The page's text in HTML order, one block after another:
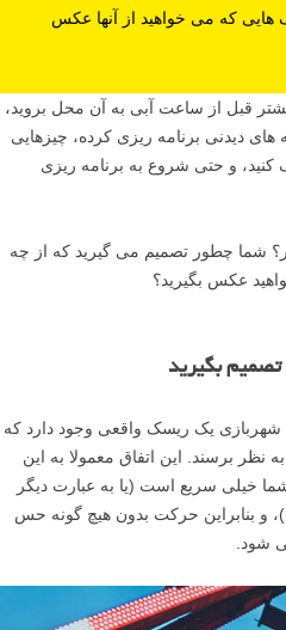
هایی که می خواهید از آنها عکس
قبل از ساعت آبی به آن محل بروید،
های دیدنی برنامه ریزی کرده، چیزهایی
و حتی شروع به برنامه ریزی
شما چطور تصمیم می گیرید که از چه
عکس بگیرید؟
بگیرید
یک ریسک واقعی وجود دارد که
نظر برسند. این اتفاق معمولا به این
خیلی سریع است (یا به عبارت دیگر
و بنابراین حرکت بدون هیچ گونه حس
شود.